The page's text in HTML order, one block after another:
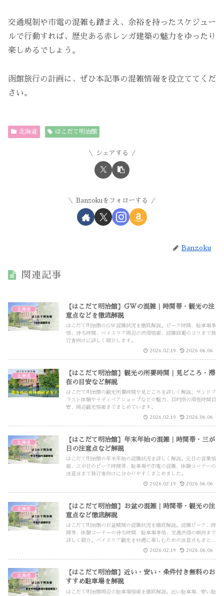
交通規制や市電の混雑も踏まえ、余裕を持ったスケジュー
ルで行動すれば、歴史ある赤レンガ建築の魅力をゆったり
楽しめるでしょう。
函館旅行の計画に、ぜひ本記事の混雑情報を役立ててくだ
さい。
北海道 はこだて明治館
シェアする
Banzokuをフォローする
Banzoku
関連記事
北海道
【はこだて明治館】GWの混雑｜時間帯・観光の注
意点などを徹底解説
はこだて明治館のGW混雑状況を徹底解説。ピーク時間、駐車場事
情、待ち時間、ベイエリア周辺の渋滞情報、混雑回避のコツまで旅
行者向けに詳しく紹介します。
2026.02.19 2026.06.06
北海道
【はこだて明治館】観光の所要時間｜見どころ・滞
在の目安など解説
はこだて明治館の観光所要時間や見どころを詳しく解説。サンドブ
ラスト体験やテディベアショップなどの魅力、目的別の滞在時間目
安、周辺観光情報までまとめています。
2026.02.19 2026.06.06
北海道
【はこだて明治館】年末年始の混雑｜時間帯・三が
日の注意点など解説
はこだて明治館の年末年始の混雑状況を詳しく解説。元日の営業情
報、三が日のピーク時間帯、駐車場や市電の混雑、体験コーナーの
注意点まで旅行者向けに分かりやすくまとめました。
2026.02.19 2026.06.06
北海道
【はこだて明治館】お盆の混雑｜時間帯・観光の注
意点など徹底解説
はこだて明治館のお盆期間の混雑状況を徹底解説。混雑ピーク、時
間帯、体験コーナーの待ち時間、駐車場事情、交通渋滞の傾向まで
詳しく紹介。ベイエリア観光を快適に楽しむための注意点もまとめ
2026.02.19 2026.06.06
北海道
【はこだて明治館】近い・安い・条件付き無料のお
すすめ駐車場を解説
はこだて明治館周辺の駐車場情報を徹底解説。近い駐車場、安い駐